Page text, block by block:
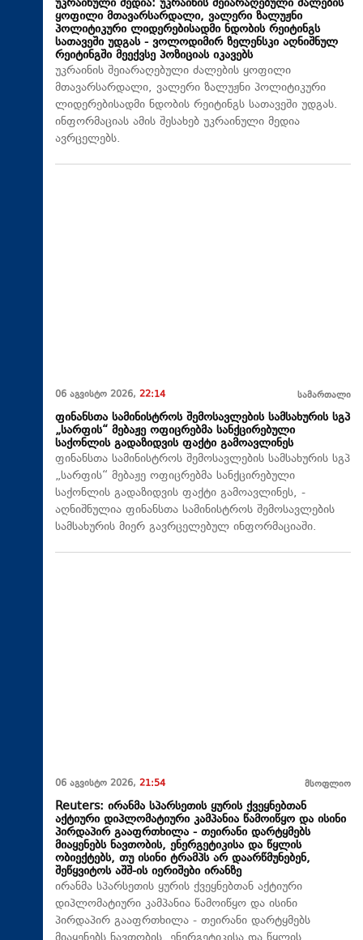
უკრაინული მედია: უკრაინის შეიარაღებული ძალების
ყოფილი მთავარსარდალი, ვალერი ზალუჟნი
პოლიტიკური ლიდერებისადმი ნდობის რეიტინგს
სათავეში უდგას - ვოლოდიმირ ზელენსკი აღნიშნულ
რეიტინგში მეექვსე პოზიციას იკავებს
უკრაინის შეიარაღებული ძალების ყოფილი
მთავარსარდალი, ვალერი ზალუჟნი პოლიტიკური
ლიდერებისადმი ნდობის რეიტინგს სათავეში უდგას.
ინფორმაციას ამის შესახებ უკრაინული მედია
ავრცელებს.
06 აგვისტო 2026, 22:14 სამართალი
ფინანსთა სამინისტროს შემოსავლების სამსახურის სგპ
„სარფის“ მებაჟე ოფიცრებმა სანქცირებული
საქონლის გადაზიდვის ფაქტი გამოავლინეს
ფინანსთა სამინისტროს შემოსავლების სამსახურის სგპ
„სარფის“ მებაჟე ოფიცრებმა სანქცირებული
საქონლის გადაზიდვის ფაქტი გამოავლინეს, -
აღნიშნულია ფინანსთა სამინისტროს შემოსავლების
სამსახურის მიერ გავრცელებულ ინფორმაციაში.
06 აგვისტო 2026, 21:54 მსოფლიო
Reuters: ირანმა სპარსეთის ყურის ქვეყნებთან
აქტიური დიპლომატიური კამპანია წამოიწყო და ისინი
პირდაპირ გააფრთხილა - თეირანი დარტყმებს
მიაყენებს ნავთობის, ენერგეტიკისა და წყლის
ობიექტებს, თუ ისინი ტრამპს არ დაარწმუნებენ,
შეწყვიტოს აშშ-ის იერიშები ირანზე
ირანმა სპარსეთის ყურის ქვეყნებთან აქტიური
დიპლომატიური კამპანია წამოიწყო და ისინი
პირდაპირ გააფრთხილა - თეირანი დარტყმებს